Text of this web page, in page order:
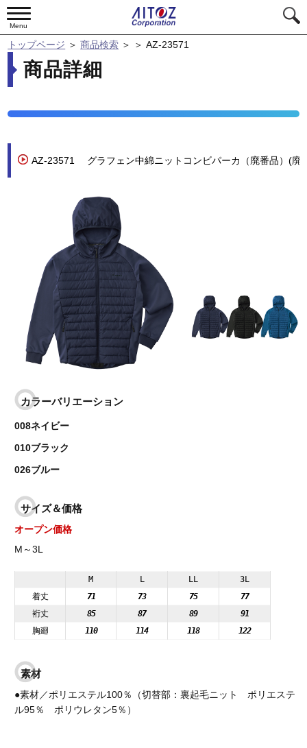
Menu
トップページ ＞商品検索 ＞ ＞AZ-23571
商品詳細
AZ-23571 グラフェン中綿ニットコンビパーカ（廃番品）(廃
カラーバリエーション
008ネイビー
010ブラック
026ブルー
サイズ＆価格
オープン価格
M～3L
M L LL
3L
着丈
71 73 75
77
裄丈
85 87 89
91
胸廻
110 114 118 122
素材
●素材／ポリエステル100％（切替部：裏起毛ニット ポリエステ
ル95％ ポリウレタン5％）